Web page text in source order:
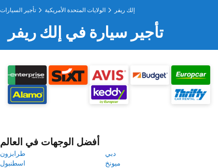
تأجير السيارات الولايات المتحدة الأمريكية إلك ريفر
تأجير سيارة في إلك ريفر
أفضل الوجهات في العالم
طرابزون
دبي
اسطنبول
ميونخ